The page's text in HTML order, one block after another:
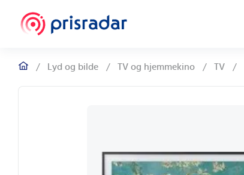
/ Lyd og bilde / TV og hjemmekino / TV /